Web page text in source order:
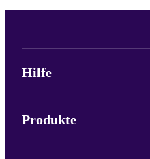
Hilfe
Fonds-Informationen
Lob und Kritik
Produkte